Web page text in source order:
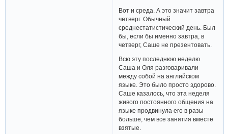
Вот и среда. А это значит завтра
четверг. Обычный
среднестатистический день. Был
бы, если бы именно завтра, в
четверг, Саше не презентовать.
Всю эту последнюю неделю
Саша и Оля разговаривали
между собой на английском
языке. Это было просто здорово.
Саше казалось, что эта неделя
живого постоянного общения на
языке продвинула его в разы
больше, чем все занятия вместе
взятые.